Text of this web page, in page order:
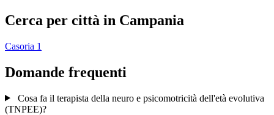
Cerca per città in Campania
Casoria 1
Domande frequenti
Cosa fa il terapista della neuro e psicomotricità dell'età evolutiva
(TNPEE)?